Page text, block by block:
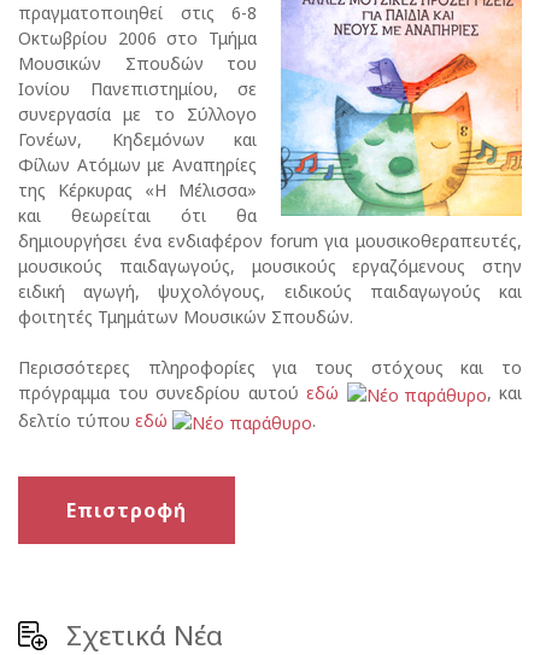
πραγματοποιηθεί στις 6-8
Οκτωβρίου 2006 στο Τμήμα
Μουσικών Σπουδών του
Ιονίου Πανεπιστημίου, σε
συνεργασία με το Σύλλογο
Γονέων, Κηδεμόνων και
Φίλων Ατόμων με Αναπηρίες
της Κέρκυρας «Η Μέλισσα»
και θεωρείται ότι θα
δημιουργήσει ένα ενδιαφέρον forum για μουσικοθεραπευτές,
μουσικούς παιδαγωγούς, μουσικούς εργαζόμενους στην
ειδική αγωγή, ψυχολόγους, ειδικούς παιδαγωγούς και
φοιτητές Τμημάτων Μουσικών Σπουδών.
Περισσότερες πληροφορίες για τους στόχους και το
πρόγραμμα του συνεδρίου αυτού εδώ
, και
δελτίο τύπου εδώ .
Επιστροφή
Σχετικά Νέα